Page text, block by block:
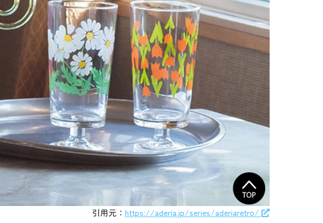
引用元： https://aderia.jp/series/aderiaretro/